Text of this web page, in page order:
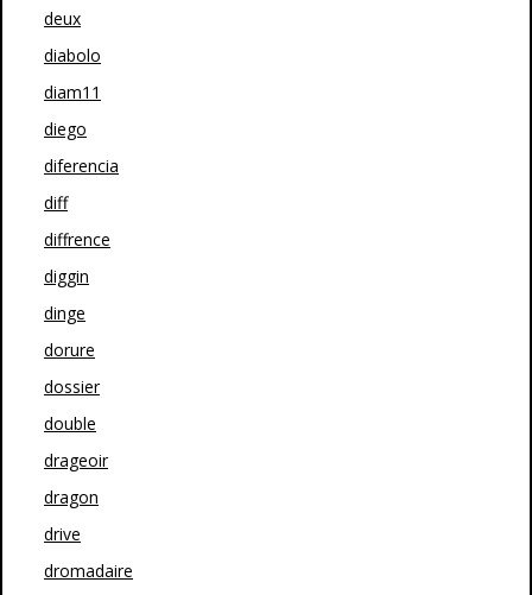
deux
diabolo
diam11
diego
diferencia
diff
diffrence
diggin
dinge
dorure
dossier
double
drageoir
dragon
drive
dromadaire